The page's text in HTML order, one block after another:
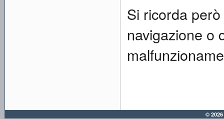
Si ricorda
navigazione o
©